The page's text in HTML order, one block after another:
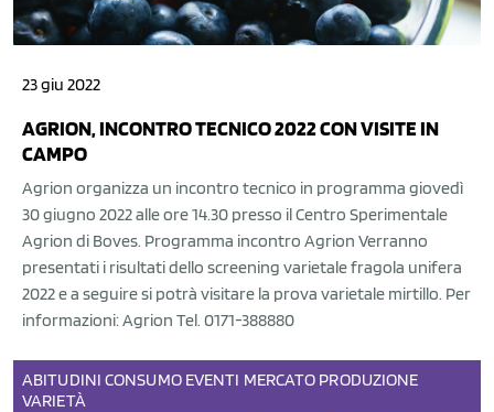
23 giu 2022
AGRION, INCONTRO TECNICO 2022 CON VISITE IN
CAMPO
Agrion organizza un incontro tecnico in programma giovedì
30 giugno 2022 alle ore 14.30 presso il Centro Sperimentale
Agrion di Boves. Programma incontro Agrion Verranno
presentati i risultati dello screening varietale fragola unifera
2022 e a seguire si potrà visitare la prova varietale mirtillo. Per
informazioni: Agrion Tel. 0171-388880
ABITUDINI CONSUMO EVENTI MERCATO PRODUZIONE
VARIETÀ